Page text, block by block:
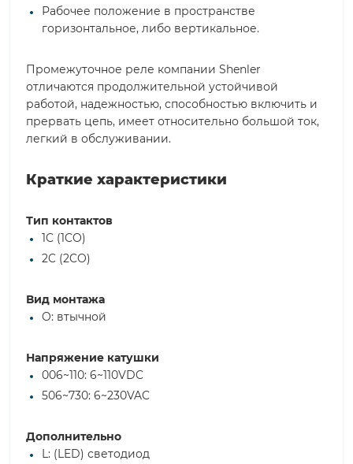
Рабочее положение в пространстве
горизонтальное, либо вертикальное.
Промежуточное реле компании Shenler
отличаются продолжительной устойчивой
работой, надежностью, способностью включить и
прервать цепь, имеет относительно большой ток,
легкий в обслуживании.
Краткие характеристики
Тип контактов
1C (1CO)
2C (2CO)
Вид монтажа
O: втычной
Напряжение катушки
006~110: 6~110VDC
506~730: 6~230VAC
Дополнительно
L: (LED) светодиод